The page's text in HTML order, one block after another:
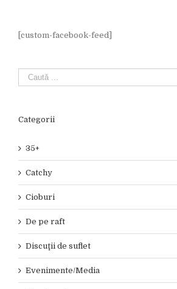
[custom-facebook-feed]
Categorii
35+
Catchy
Cioburi
De pe raft
Discuţii de suflet
Evenimente/Media